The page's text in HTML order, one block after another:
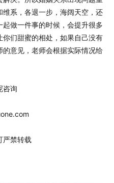
系，各退一步，海阔天空，还
做一件事的时候，会提升很多
们甜蜜的相处，如果自己没有
意见，老师会根据实际情况给
询
禁转载